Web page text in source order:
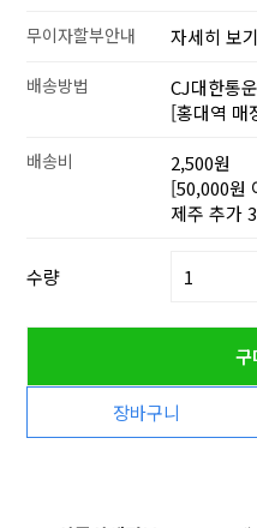
무이자할부안내 자세히 보기
배송방법
CJ대한통
[홍대역 매
배송비
2,500원
[50,000원
제주 추가
수량
구
장바구니